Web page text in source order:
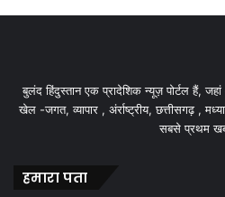
बुलंद हिंदुस्तान एक प्रादेशिक न्यूज़ पोर्टल हैं,
खेल -जगत, व्यापार , अंर्राष्ट्रीय, छत्तीसगढ़ ,
सबसे प्रथम
हमारा पता